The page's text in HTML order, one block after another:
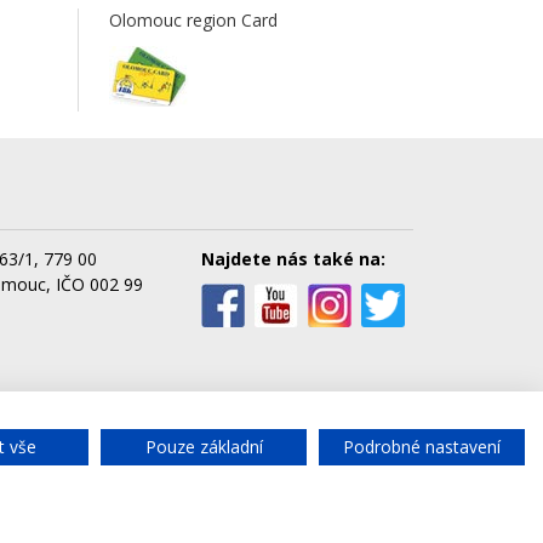
Olomouc region Card
1, 779 00
IČO 002 99
Najdete nás také na:
služby města Olomouce, a.s.
Chat- rychlý dotaz
vše Pouze základní Podrobné nastavení